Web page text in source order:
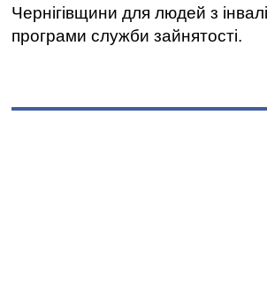
Чернігівщини для людей з
програми служби зайнятості.